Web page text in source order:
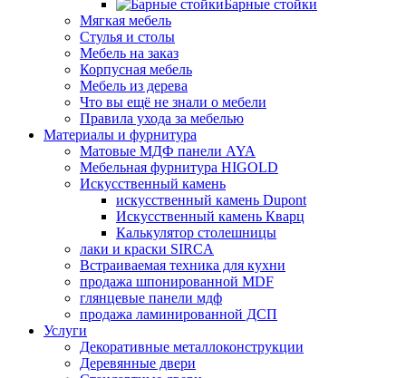
Барные стойки
Мягкая мебель
Стулья и столы
Мебель на заказ
Корпусная мебель
Мебель из дерева
Что вы ещё не знали о мебели
Правила ухода за мебелью
Материалы и фурнитура
Матовые МДФ панели AYA
Мебельная фурнитура HIGOLD
Искусственный камень
искусственный камень Dupont
Искусственный камень Кварц
Калькулятор столешницы
лаки и краски SIRCA
Встраиваемая техника для кухни
продажа шпонированной MDF
глянцевые панели мдф
продажа ламинированной ДСП
Услуги
Декоративные металлоконструкции
Деревянные двери